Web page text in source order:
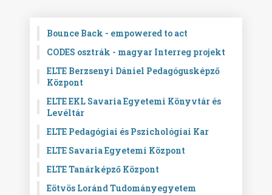
Bounce Back - empowered to act
CODES osztrák - magyar Interreg projekt
ELTE Berzsenyi Dániel Pedagógusképző
Központ
ELTE EKL Savaria Egyetemi Könyvtár és
Levéltár
ELTE Pedagógiai és Pszichológiai Kar
ELTE Savaria Egyetemi Központ
ELTE Tanárképző Központ
Eötvös Loránd Tudományegyetem